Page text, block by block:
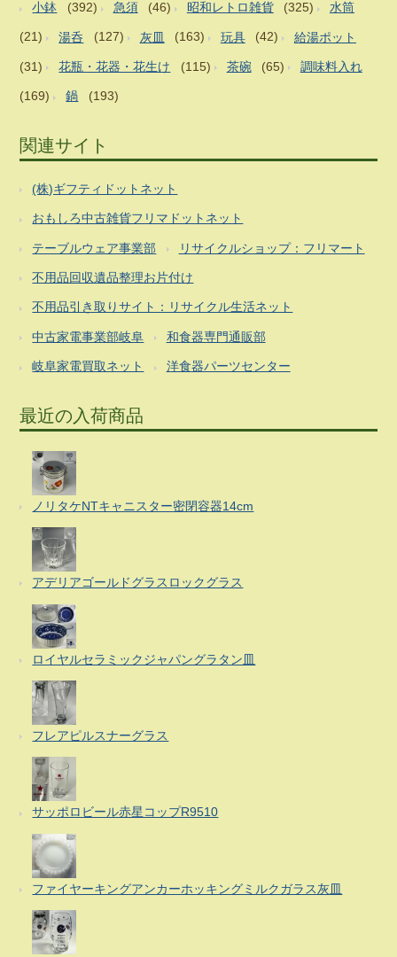
小鉢 (392) 急須 (46) 昭和レトロ雑貨 (325) 水筒
(21) 湯呑 (127) 灰皿 (163) 玩具 (42) 給湯ポット
(31) 花瓶・花器・花生け (115) 茶碗 (65) 調味料入れ
(169) 鍋 (193)
関連サイト
(株)ギフティドットネット
おもしろ中古雑貨フリマドットネット
テーブルウェア事業部 リサイクルショップ：フリマート
不用品回収遺品整理お片付け
不用品引き取りサイト：リサイクル生活ネット
中古家電事業部岐阜 和食器専門通販部
岐阜家電買取ネット 洋食器パーツセンター
最近の入荷商品
ノリタケNTキャニスター密閉容器14cm
アデリアゴールドグラスロックグラス
ロイヤルセラミックジャパングラタン皿
フレアピルスナーグラス
サッポロビール赤星コップR9510
ファイヤーキングアンカーホッキングミルクガラス灰皿